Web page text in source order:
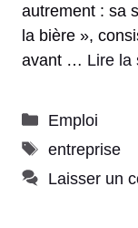
autrement : sa
la bière »,
avant … Lire la
Catégories
Emploi
Étiquettes
entreprise
Laisser un